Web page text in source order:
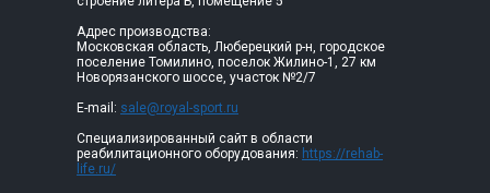
Адрес производства:
Московская область, Люберецкий р-н, городское
поселение Томилино, поселок Жилино-1, 27 км
Новорязанского шоссе, участок №2/7
E-mail: sale@royal-sport.ru
Специализированный сайт в области
реабилитационного оборудования: https://rehab-
life.ru/